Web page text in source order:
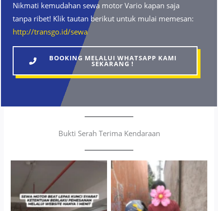
Nikmati kemudahan sewa motor Vario kapan saja
tanpa ribet! Klik tautan berikut untuk mulai memesan:
http://transgo.id/sewa
BOOKING MELALUI WHATSAPP KAMI
SEKARANG !
Bukti Serah Terima Kendaraan